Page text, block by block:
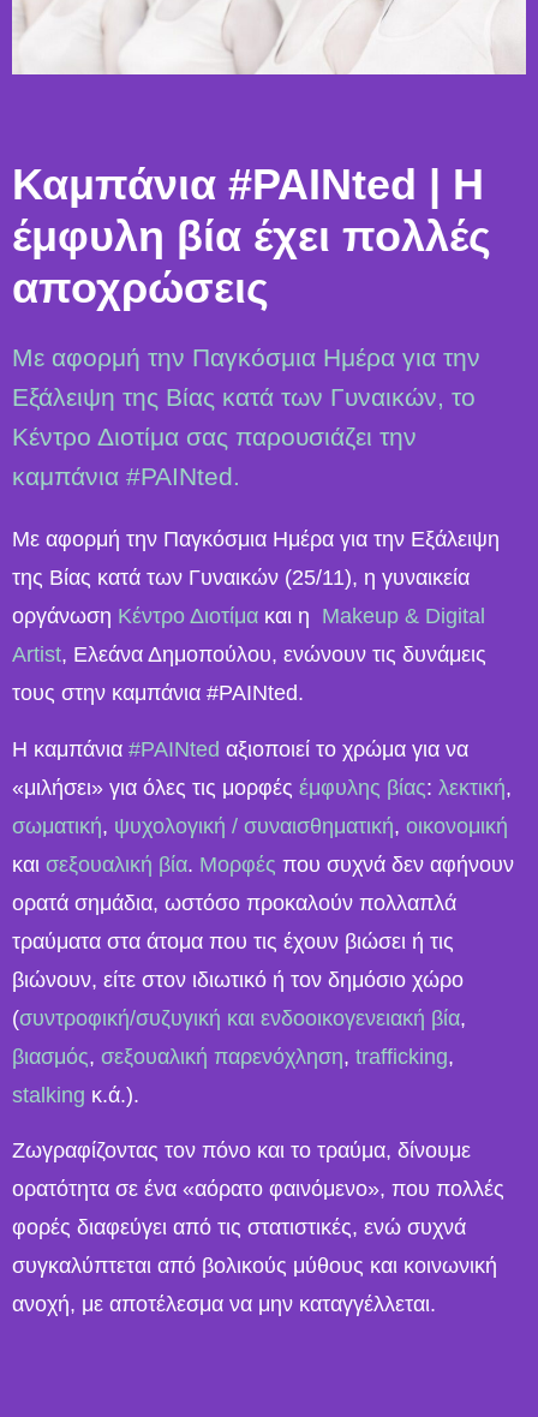
Καμπάνια #PAINted | Η
έμφυλη βία έχει πολλές
αποχρώσεις
Με αφορμή την Παγκόσμια Ημέρα για την
Εξάλειψη της Βίας κατά των Γυναικών, το
Κέντρο Διοτίμα σας παρουσιάζει την
καμπάνια #PAINted.
Με αφορμή την Παγκόσμια Ημέρα για την Εξάλειψη
της Βίας κατά των Γυναικών (25/11), η γυναικεία
οργάνωση Κέντρο Διοτίμα και η Makeup & Digital
Artist, Ελεάνα Δημοπούλου, ενώνουν τις δυνάμεις
τους στην καμπάνια #PAINted.
Η καμπάνια #PAINted αξιοποιεί το χρώμα για να
«μιλήσει» για όλες τις μορφές έμφυλης βίας: λεκτική,
σωματική, ψυχολογική / συναισθηματική, οικονομική
και σεξουαλική βία. Μορφές που συχνά δεν αφήνουν
ορατά σημάδια, ωστόσο προκαλούν πολλαπλά
τραύματα στα άτομα που τις έχουν βιώσει ή τις
βιώνουν, είτε στον ιδιωτικό ή τον δημόσιο χώρο
(συντροφική/συζυγική και ενδοοικογενειακή βία,
βιασμός, σεξουαλική παρενόχληση, trafficking,
stalking κ.ά.).
Ζωγραφίζοντας τον πόνο και το τραύμα, δίνουμε
ορατότητα σε ένα «αόρατο φαινόμενο», που πολλές
φορές διαφεύγει από τις στατιστικές, ενώ συχνά
συγκαλύπτεται από βολικούς μύθους και κοινωνική
ανοχή, με αποτέλεσμα να μην καταγγέλλεται.